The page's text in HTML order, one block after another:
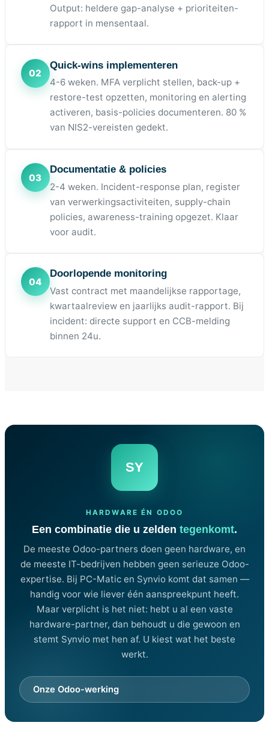
Output: heldere gap-analyse + prioriteiten-
rapport in mensentaal.
Quick-wins implementeren
4-6 weken. MFA verplicht stellen, back-up +
restore-test opzetten, monitoring en alerting
activeren, basis-policies documenteren. 80 %
van NIS2-vereisten gedekt.
Documentatie & policies
2-4 weken. Incident-response plan, register
van verwerkingsactiviteiten, supply-chain
policies, awareness-training opgezet. Klaar
voor audit.
Doorlopende monitoring
Vast contract met maandelijkse rapportage,
kwartaalreview en jaarlijks audit-rapport. Bij
incident: directe support en CCB-melding
binnen 24u.
SY
HARDWARE ÉN ODOO
Een combinatie die u zelden tegenkomt.
De meeste Odoo-partners doen geen hardware, en
de meeste IT-bedrijven hebben geen serieuze Odoo-
expertise. Bij PC-Matic en Synvio komt dat samen —
handig voor wie liever één aanspreekpunt heeft.
Maar verplicht is het niet: hebt u al een vaste
hardware-partner, dan behoudt u die gewoon en
stemt Synvio met hen af. U kiest wat het beste
werkt.
Onze Odoo-werking